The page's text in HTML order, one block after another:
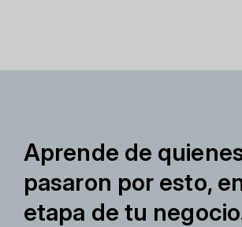
Aprende de
pasaron por esto,
etapa de tu